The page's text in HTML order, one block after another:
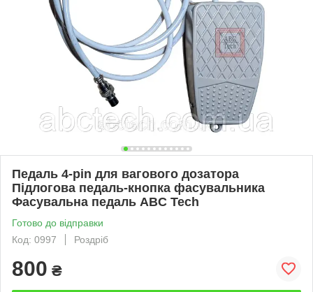
Педаль 4-pin для вагового дозатора
Підлогова педаль-кнопка фасувальника
Фасувальна педаль ABC Tech
Готово до відправки
Код: 0997
Роздріб
800 ₴